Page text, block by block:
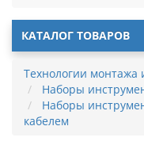
КАТАЛОГ ТОВАРОВ
Технологии монтажа
Наборы
Наборы
кабелем